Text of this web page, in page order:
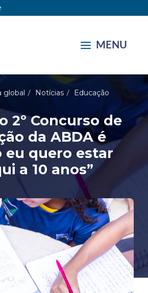
MENU
global Notícias Educação
2º Concurso de
da ABDA é
eu quero estar
a 10 anos”